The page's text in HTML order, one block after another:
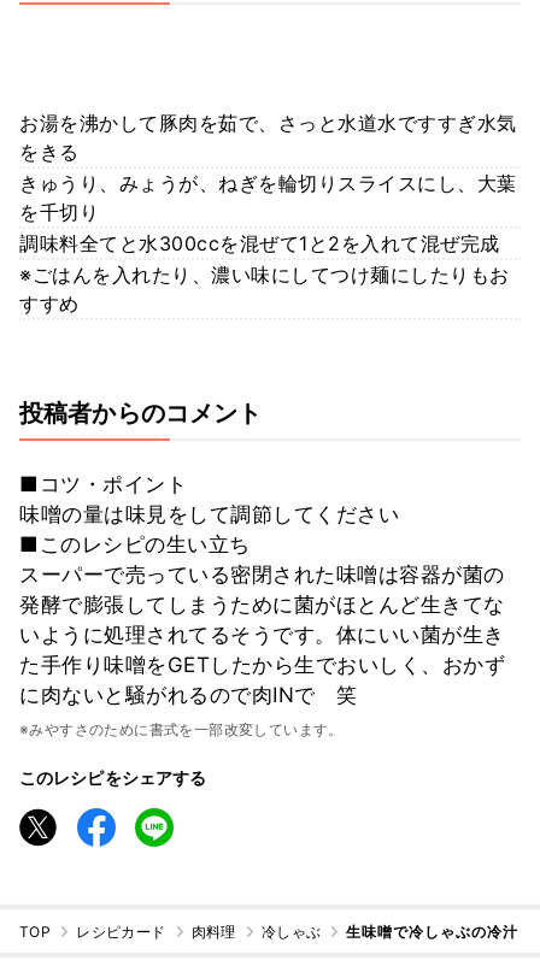
お湯を沸かして豚肉を茹で、さっと水道水ですすぎ水気
をきる
きゅうり、みょうが、ねぎを輪切りスライスにし、大葉
を千切り
調味料全てと水300ccを混ぜて1と2を入れて混ぜ完成
※ごはんを入れたり、濃い味にしてつけ麺にしたりもお
すすめ
投稿者からのコメント
■コツ・ポイント
味噌の量は味見をして調節してください
■このレシピの生い立ち
スーパーで売っている密閉された味噌は容器が菌の
発酵で膨張してしまうために菌がほとんど生きてな
いように処理されてるそうです。体にいい菌が生き
た手作り味噌をGETしたから生でおいしく、おかず
に肉ないと騒がれるので肉INで 笑
※みやすさのために書式を一部改変しています。
このレシピをシェアする
TOP レシピカード 肉料理 冷しゃぶ 生味噌で冷しゃぶの冷汁